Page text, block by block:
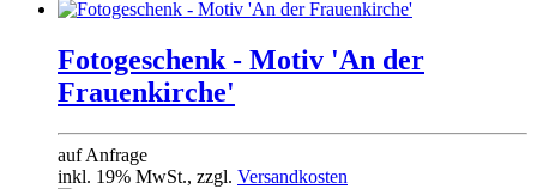
Fotogeschenk - Motiv 'An der
Frauenkirche'
auf Anfrage
inkl. 19% MwSt., zzgl. Versandkosten